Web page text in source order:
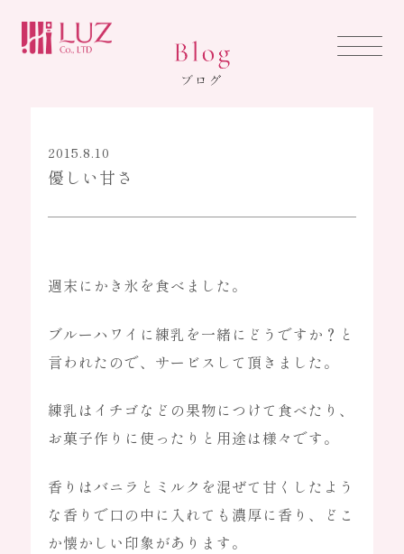
ABOUT US
ルズについて
LUZ BRAND
ブランド事業
OEM
OEM事業
製作の流れ
商品ラインアップ
よくある質問
2015.8.10
優しい甘さ
週末にかき氷を食べました。
ブルーハワイに練乳を一緒にどうですか？と
言われたので、サービスして頂きました。
練乳はイチゴなどの果物につけて食べたり、
お菓子作りに使ったりと用途は様々です。
香りはバニラとミルクを混ぜて甘くしたよう
な香りで口の中に入れても濃厚に香り、どこ
か懐かしい印象があります。